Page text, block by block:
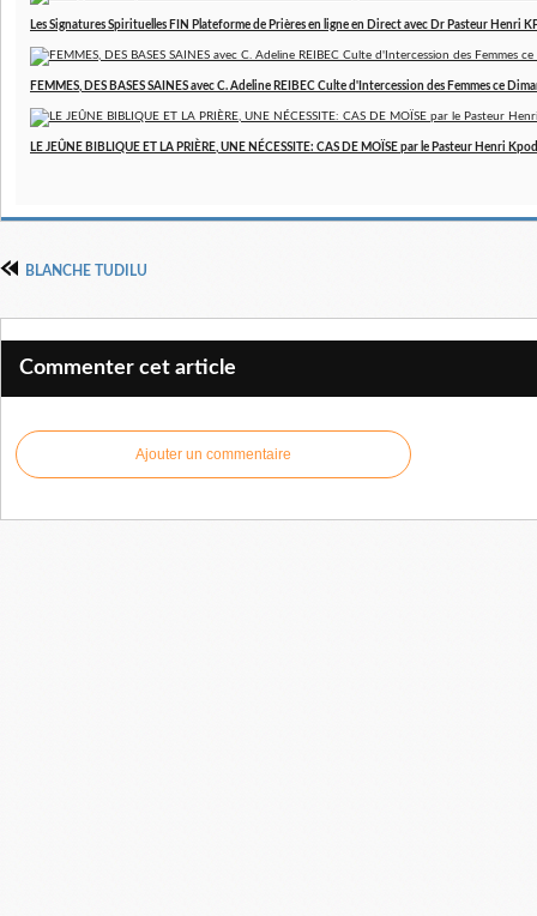
Les Signatures Spirituelles FIN Plateforme de Prières en ligne en Direct avec Dr Pasteur Henri
FEMMES, DES BASES SAINES avec C. Adeline REIBEC Culte d'Intercession des Femmes ce
LE JEÛNE BIBLIQUE ET LA PRIÈRE, UNE NÉCESSITE: CAS DE MOÏSE par le Pasteur Henri
BLANCHE TUDILU
Commenter cet article
Ajouter un commentaire